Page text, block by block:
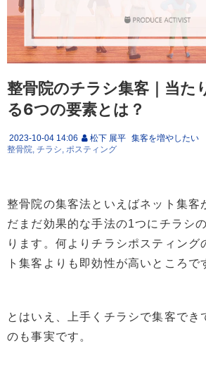
整骨院のチラシ集客｜当た
る6つの要素とは？
2023-10-04 14:06 松下 展平 集客を増やしたい
整骨院 チラシ ポスティング
整骨院の集客法といえばネット集客
だまだ効果的な手法の1つにチラシ
ります。何よりチラシポスティング
ト集客よりも即効性が高いところで
とはいえ、上手くチラシで集客でき
のも事実です。